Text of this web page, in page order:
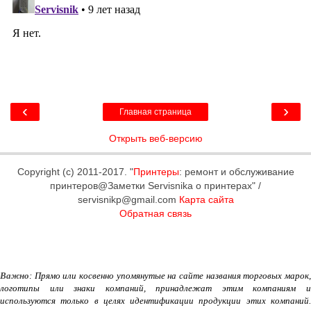
‹ ›
Главная страница
Открыть веб-версию
Copyright (c) 2011-2017. "Принтеры: ремонт и обслуживание
принтеров@Заметки Servisnika о принтерах" /
servisnikp@gmail.com Карта сайта
Обратная связь
Важно : Прямо или косвенно упомянутые на сайте названия торговых марок,
логотипы или знаки компаний, принадлежат этим компаниям и
используются только в целях идентификации продукции этих компаний.